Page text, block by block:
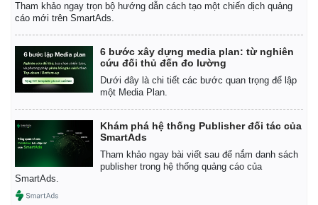
Tham khảo ngay trọn bộ hướng dẫn cách tạo một chiến dịch quảng
cáo mới trên SmartAds.
6 bước xây dựng media plan: từ nghiên
cứu đối thủ đến đo lường
Dưới đây là chi tiết các bước quan trọng để lập
một Media Plan.
Khám phá hệ thống Publisher đối tác của
SmartAds
Tham khảo ngay bài viết sau để nắm danh sách
publisher trong hệ thống quảng cáo của
SmartAds.